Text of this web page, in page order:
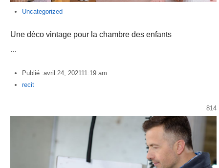
Uncategorized
Une déco vintage pour la chambre des enfants
Publié :avril 24, 2021 11:19 am
Author
recit
814